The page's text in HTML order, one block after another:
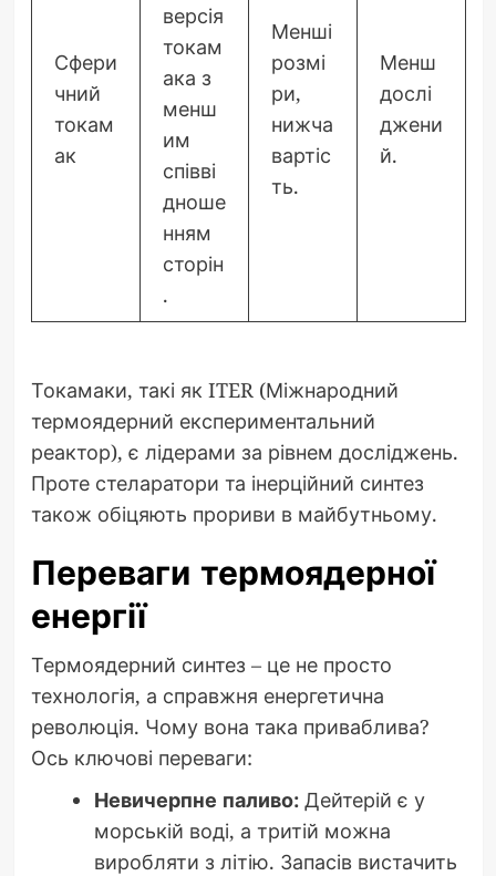
Сфери
чний
токам
ак
версія
токам
ака з
менш
им
співві
дноше
нням
сторін
.
Менші
розмі
ри,
нижча
вартіс
ть.
Менш
дослі
джени
й.
Токамаки, такі як ITER (Міжнародний
термоядерний експериментальний
реактор), є лідерами за рівнем досліджень.
Проте стеларатори та інерційний синтез
також обіцяють прориви в майбутньому.
Переваги термоядерної
енергії
Термоядерний синтез – це не просто
технологія, а справжня енергетична
революція. Чому вона така приваблива?
Ось ключові переваги:
Невичерпне паливо:Дейтерій є у
морській воді, а тритій можна
виробляти з літію. Запасів вистачить